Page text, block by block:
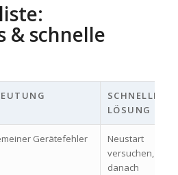
& schnelle
SCHNELLE
LÖSUNG
Gerätefehler
Neustart
versuchen,
danach